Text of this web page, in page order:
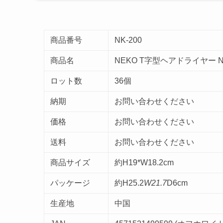
商品番号 NK-200
商品名 NEKO T字型ヘアドライヤー
ロット数 36個
納期 お問い合わせください
価格 お問い合わせください
送料 お問い合わせください
商品サイズ 約H19*W18.2cm
パッケージ 約H25.2W21.7D6cm
生産地 中国